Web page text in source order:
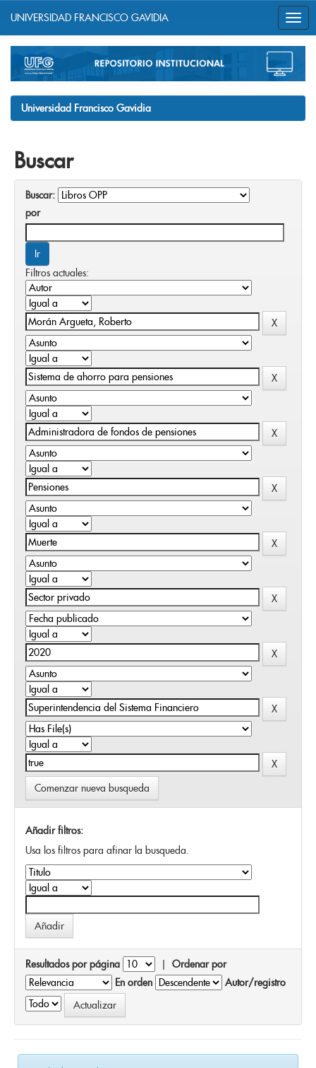
navigation
UNIVERSIDAD FRANCISCO GAVIDIA
Universidad Francisco Gavidia
Buscar
Buscar:
por
Filtros actuales:
Comenzar nueva busqueda
Añadir filtros:
Usa los filtros para afinar la busqueda.
Resultados por página | Ordenar por
En orden
Autor/registro